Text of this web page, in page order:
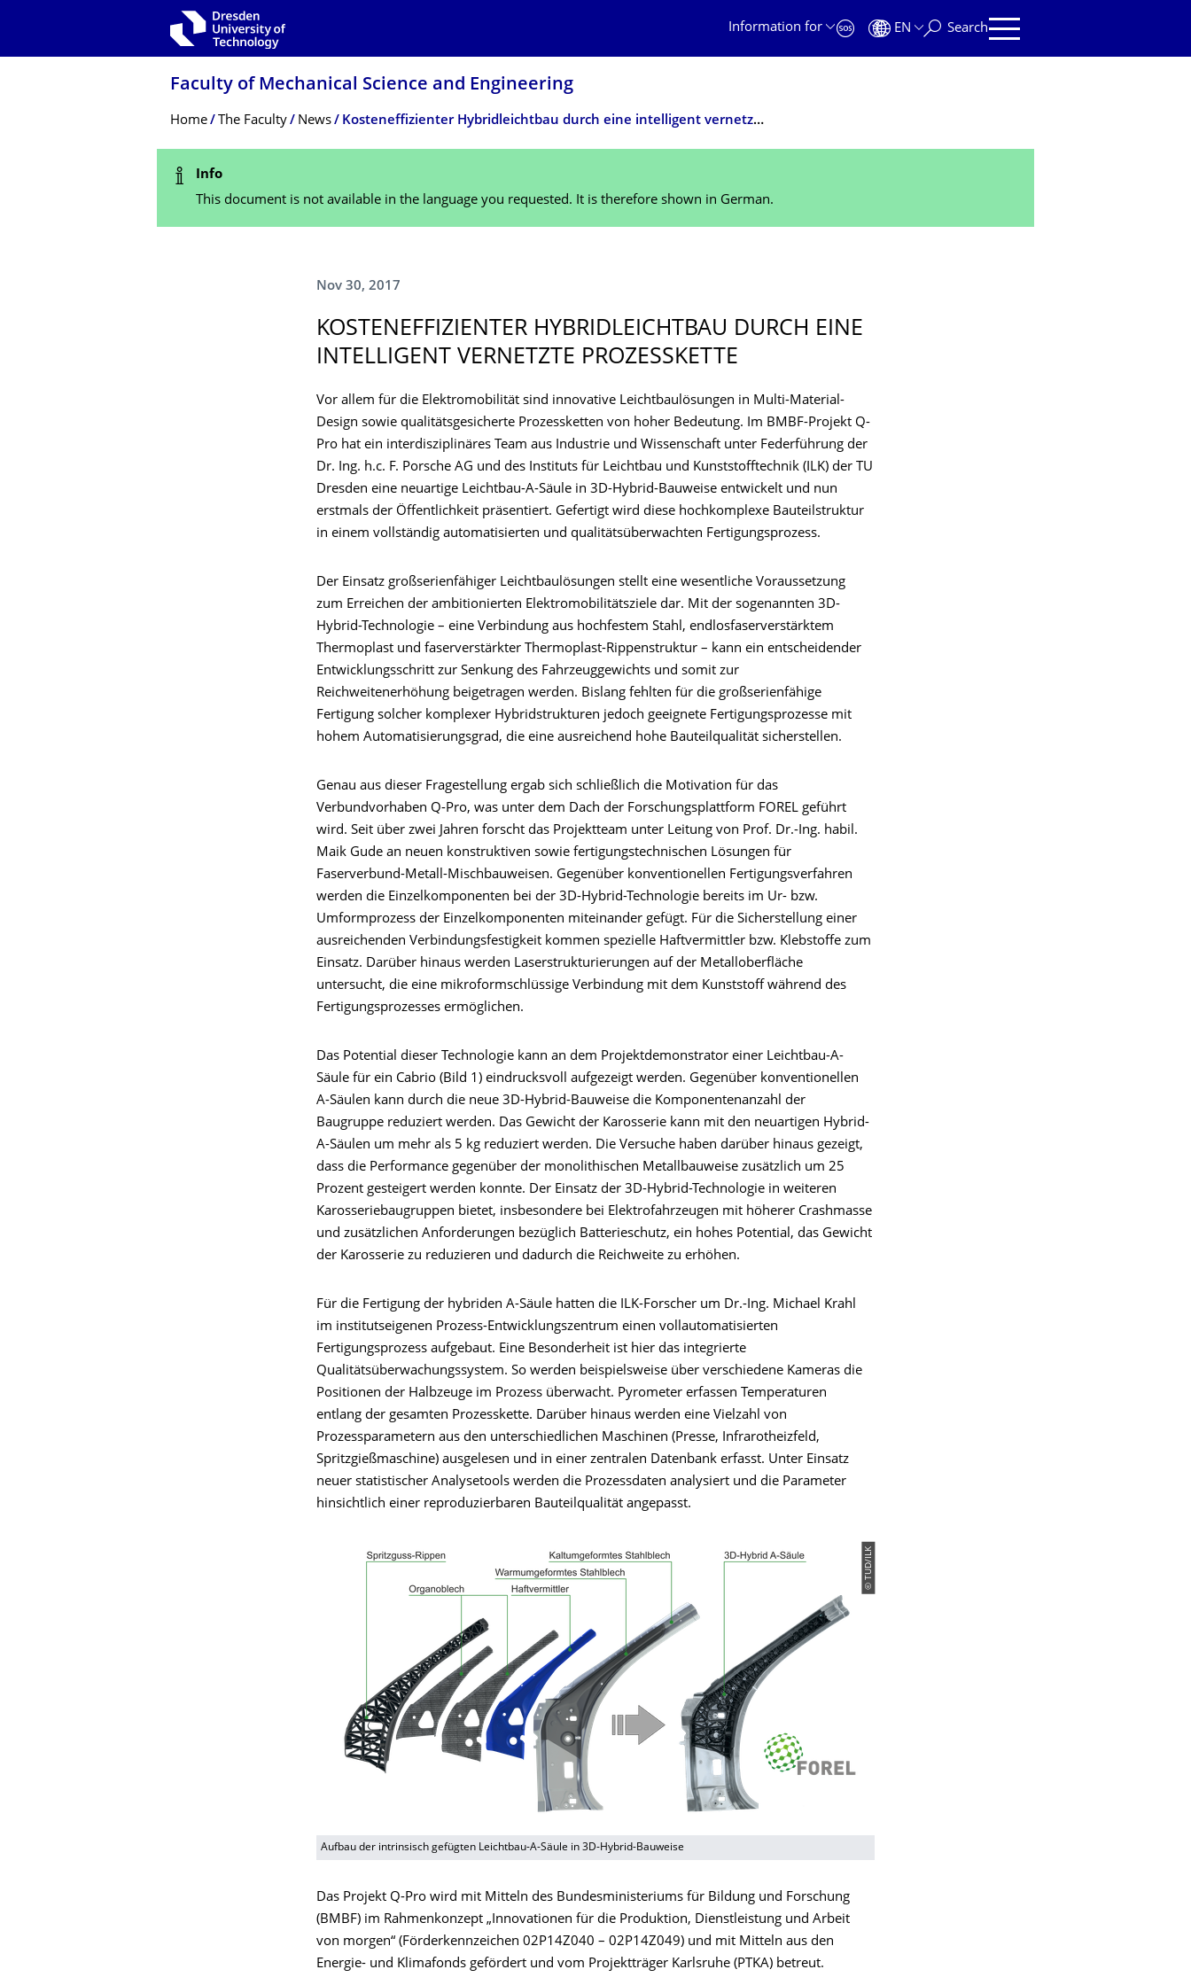
Information for
EN Search
Faculty of Mechanical Science and Engineering
Breadcrumb Menu
Home The Faculty News Kosteneffizienter Hybridleichtbau durch eine intelligent vernetzte Prozesskette
Status Message
Info
This document is not available in the language you requested. It is therefore shown in German.
Nov 30, 2017
KOSTENEFFIZ­IENTER HYBRIDLEICHTBAU DURCH EINE
INTELLIGENT VERNETZTE PROZESSKETTE
Vor allem für die Elektromobilität sind innovative Leichtbaulösungen in Multi-Material-
Design sowie qualitätsgesicherte Prozessketten von hoher Bedeutung. Im BMBF-Projekt Q-
Pro hat ein interdisziplinäres Team aus Industrie und Wissenschaft unter Federführung der
Dr. Ing. h.c. F. Porsche AG und des Instituts für Leichtbau und Kunststofftechnik (ILK) der TU
Dresden eine neuartige Leichtbau-A-Säule in 3D-Hybrid-Bauweise entwickelt und nun
erstmals der Öffentlichkeit präsentiert. Gefertigt wird diese hochkomplexe Bauteilstruktur
in einem vollständig automatisierten und qualitätsüberwachten Fertigungsprozess.
Der Einsatz großserienfähiger Leichtbaulösungen stellt eine wesentliche Voraussetzung
zum Erreichen der ambitionierten Elektromobilitätsziele dar. Mit der sogenannten 3D-
Hybrid-Technologie – eine Verbindung aus hochfestem Stahl, endlosfaserverstärktem
Thermoplast und faserverstärkter Thermoplast-Rippenstruktur – kann ein entscheidender
Entwicklungsschritt zur Senkung des Fahrzeuggewichts und somit zur
Reichweitenerhöhung beigetragen werden. Bislang fehlten für die großserienfähige
Fertigung solcher komplexer Hybridstrukturen jedoch geeignete Fertigungsprozesse mit
hohem Automatisierungsgrad, die eine ausreichend hohe Bauteilqualität sicherstellen.
Genau aus dieser Fragestellung ergab sich schließlich die Motivation für das
Verbundvorhaben Q-Pro, was unter dem Dach der Forschungsplattform FOREL geführt
wird. Seit über zwei Jahren forscht das Projektteam unter Leitung von Prof. Dr.-Ing. habil.
Maik Gude an neuen konstruktiven sowie fertigungstechnischen Lösungen für
Faserverbund-Metall-Mischbauweisen. Gegenüber konventionellen Fertigungsverfahren
werden die Einzelkomponenten bei der 3D-Hybrid-Technologie bereits im Ur- bzw.
Umformprozess der Einzelkomponenten miteinander gefügt. Für die Sicherstellung einer
ausreichenden Verbindungsfestigkeit kommen spezielle Haftvermittler bzw. Klebstoffe zum
Einsatz. Darüber hinaus werden Laserstrukturierungen auf der Metalloberfläche
untersucht, die eine mikroformschlüssige Verbindung mit dem Kunststoff während des
Fertigungsprozesses ermöglichen.
Das Potential dieser Technologie kann an dem Projektdemonstrator einer Leichtbau-A-
Säule für ein Cabrio (Bild 1) eindrucksvoll aufgezeigt werden. Gegenüber konventionellen
A-Säulen kann durch die neue 3D-Hybrid-Bauweise die Komponentenanzahl der
Baugruppe reduziert werden. Das Gewicht der Karosserie kann mit den neuartigen Hybrid-
A-Säulen um mehr als 5 kg reduziert werden. Die Versuche haben darüber hinaus gezeigt,
dass die Performance gegenüber der monolithischen Metallbauweise zusätzlich um 25
Prozent gesteigert werden konnte. Der Einsatz der 3D-Hybrid-Technologie in weiteren
Karosseriebaugruppen bietet, insbesondere bei Elektrofahrzeugen mit höherer Crashmasse
und zusätzlichen Anforderungen bezüglich Batterieschutz, ein hohes Potential, das Gewicht
der Karosserie zu reduzieren und dadurch die Reichweite zu erhöhen.
Für die Fertigung der hybriden A-Säule hatten die ILK-Forscher um Dr.-Ing. Michael Krahl
im institutseigenen Prozess-Entwicklungszentrum einen vollautomatisierten
Fertigungsprozess aufgebaut. Eine Besonderheit ist hier das integrierte
Qualitätsüberwachungssystem. So werden beispielsweise über verschiedene Kameras die
Positionen der Halbzeuge im Prozess überwacht. Pyrometer erfassen Temperaturen
entlang der gesamten Prozesskette. Darüber hinaus werden eine Vielzahl von
Prozessparametern aus den unterschiedlichen Maschinen (Presse, Infrarotheizfeld,
Spritzgießmaschine) ausgelesen und in einer zentralen Datenbank erfasst. Unter Einsatz
neuer statistischer Analysetools werden die Prozessdaten analysiert und die Parameter
hinsichtlich einer reproduzierbaren Bauteilqualität angepasst.
© TUD/ILK
Aufbau der intrinsisch gefügten Leichtbau-A-Säule in 3D-Hybrid-Bauweise
Das Projekt Q-Pro wird mit Mitteln des Bundesministeriums für Bildung und Forschung
(BMBF) im Rahmenkonzept „Innovationen für die Produktion, Dienstleistung und Arbeit
von morgen“ (Förderkennzeichen 02P14Z040 – 02P14Z049) und mit Mitteln aus den
Energie- und Klimafonds gefördert und vom Projektträger Karlsruhe (PTKA) betreut.